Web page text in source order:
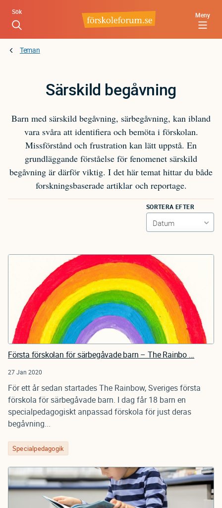
Hoppa
huvudinnehåll
Meny
Sök
Teman
Särskild begåvning
Barn med särskild begåvning, särbegåvning, kan ibland
vara svåra att identifiera och bemöta i förskolan.
Missförstånd och frustration kan lätt uppstå. En
grundläggande förståelse för fenomenet särskild
begåvning är därför viktig. I det här temat hittar du både
forskningsbaserade artiklar och reportage.
SORTERA EFTER
Första förskolan för särbegåvade barn – The Rainbo ...
27 Jan 2020
För ett år sedan startades The Rainbow, Sveriges första
förskola för särbegåvade barn. I dag får 18 barn en
specialpedagogiskt anpassad förskola för just deras
begåvning...
Specialpedagogik